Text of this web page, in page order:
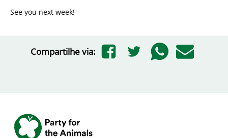
See you next week!
Compartilhe via: